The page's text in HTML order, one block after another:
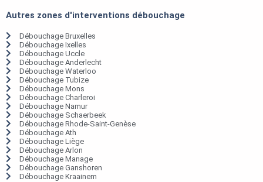
Autres zones d'interventions débouchage
Débouchage Bruxelles
Débouchage Ixelles
Débouchage Uccle
Débouchage Anderlecht
Débouchage Waterloo
Débouchage Tubize
Débouchage Mons
Débouchage Charleroi
Débouchage Namur
Débouchage Schaerbeek
Débouchage Rhode-Saint-Genèse
Débouchage Ath
Débouchage Liège
Débouchage Arlon
Débouchage Manage
Débouchage Ganshoren
Débouchage Kraainem